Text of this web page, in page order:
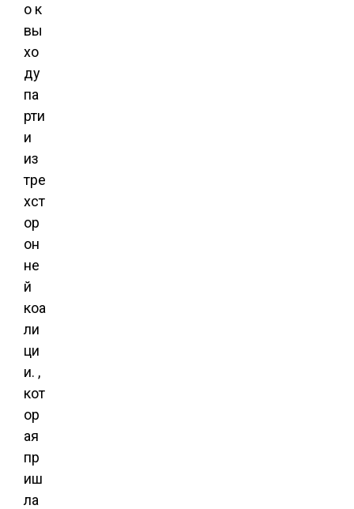
о к
вы
хо
ду
па
рти
и
из
тре
хст
ор
он
не
й
коа
ли
ци
и. ,
кот
ор
ая
пр
иш
ла